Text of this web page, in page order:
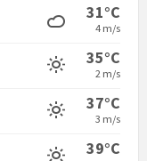
31°C
4 m/s
35°C
2 m/s
37°C
3 m/s
39°C